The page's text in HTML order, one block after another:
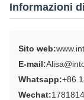
Informazioni
Sito web:
E-mail:
Whatsapp:+86
Wechat: